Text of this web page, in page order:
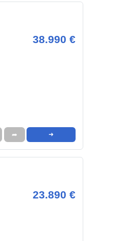
38.990 €
➦ ➜
23.890 €